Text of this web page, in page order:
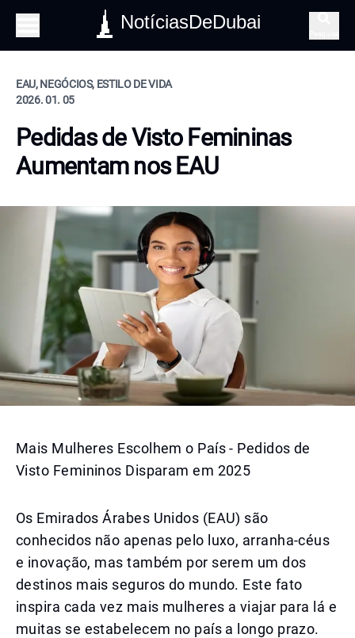
NotíciasDeDubai
EAU, NEGÓCIOS, ESTILO DE VIDA
2026. 01. 05
Pedidas de Visto Femininas
Aumentam nos EAU
Mais Mulheres Escolhem o País - Pedidos de
Visto Femininos Disparam em 2025
Os Emirados Árabes Unidos (EAU) são
conhecidos não apenas pelo luxo, arranha-céus
e inovação, mas também por serem um dos
destinos mais seguros do mundo. Este fato
inspira cada vez mais mulheres a viajar para lá e
muitas se estabelecem no país a longo prazo.